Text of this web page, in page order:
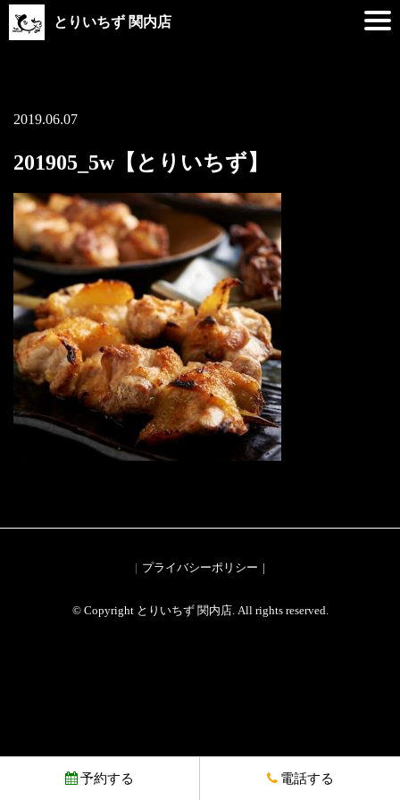
とりいちず 関内店
2019.06.07
201905_5w【とりいちず】
プライバシーポリシー
© Copyright とりいちず 関内店. All rights reserved.
予約する 電話する